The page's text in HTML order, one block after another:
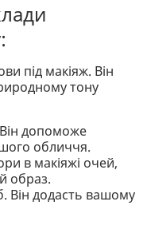
під макіяж. Він
тону
допоможе
обличчя.
в макіяжі очей,
образ.
Він додасть вашому